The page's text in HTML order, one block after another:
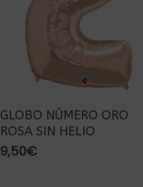
GLOBO NÚMERO ORO
ROSA SIN HELIO
9,50€